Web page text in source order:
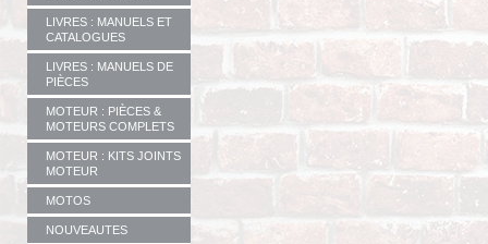
LIVRES : MANUELS ET
CATALOGUES
LIVRES : MANUELS DE
PIÈCES
MOTEUR : PIÈCES &
MOTEURS COMPLETS
MOTEUR : KITS JOINTS
MOTEUR
MOTOS
NOUVEAUTES